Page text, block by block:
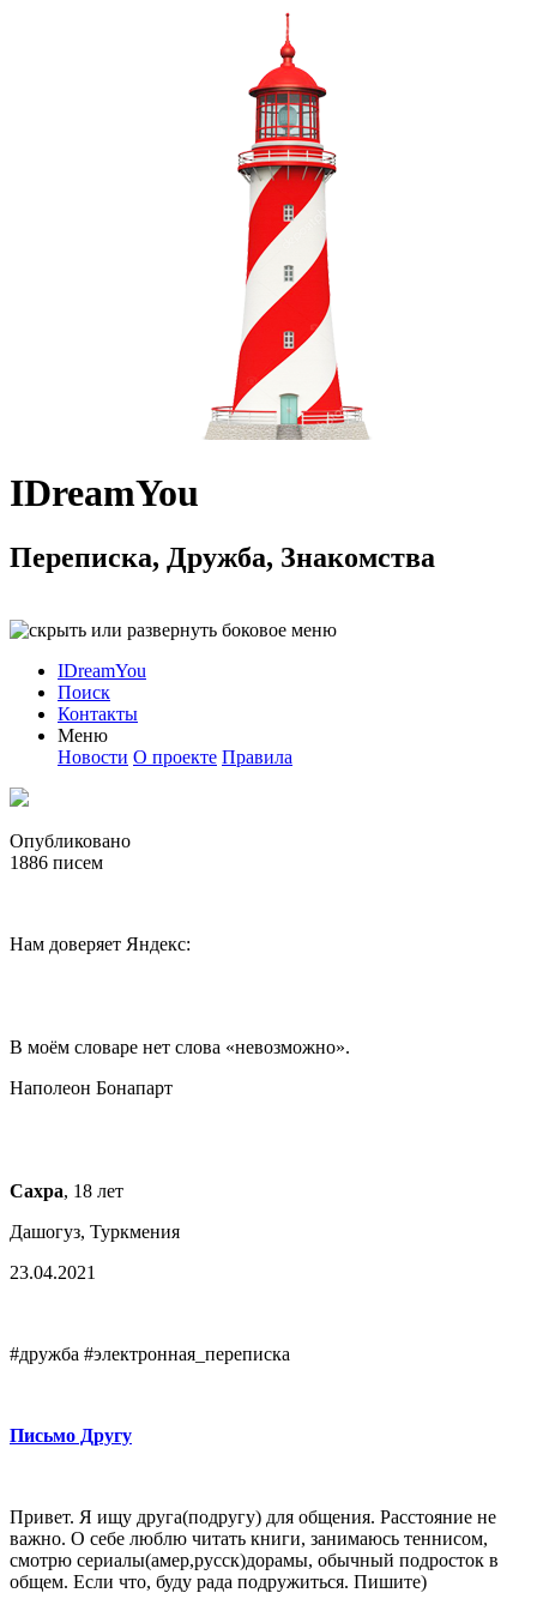
IDreamYou
Переписка, Дружба, Знакомства
IDreamYou
Поиск
Контакты
Меню
Новости О проекте Правила
Опубликовано
1886 писем
Нам доверяет Яндекс:
В моём словаре нет слова «невозможно».
Наполеон Бонапарт
Сахра, 18 лет
Дашогуз, Туркмения
23.04.2021
#дружба #электронная_переписка
Письмо Другу
Привет. Я ищу друга(подругу) для общения. Расстояние не
важно. О себе люблю читать книги, занимаюсь теннисом,
смотрю сериалы(амер,русск)дорамы, обычный подросток в
общем. Если что, буду рада подружиться. Пишите)